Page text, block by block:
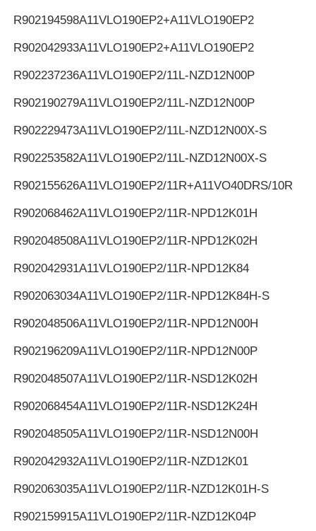
R902194598A11VLO190EP2+A11VLO190EP2
R902042933A11VLO190EP2+A11VLO190EP2
R902237236A11VLO190EP2/11L-NZD12N00P
R902190279A11VLO190EP2/11L-NZD12N00P
R902229473A11VLO190EP2/11L-NZD12N00X-S
R902253582A11VLO190EP2/11L-NZD12N00X-S
R902155626A11VLO190EP2/11R+A11VO40DRS/10R
R902068462A11VLO190EP2/11R-NPD12K01H
R902048508A11VLO190EP2/11R-NPD12K02H
R902042931A11VLO190EP2/11R-NPD12K84
R902063034A11VLO190EP2/11R-NPD12K84H-S
R902048506A11VLO190EP2/11R-NPD12N00H
R902196209A11VLO190EP2/11R-NPD12N00P
R902048507A11VLO190EP2/11R-NSD12K02H
R902068454A11VLO190EP2/11R-NSD12K24H
R902048505A11VLO190EP2/11R-NSD12N00H
R902042932A11VLO190EP2/11R-NZD12K01
R902063035A11VLO190EP2/11R-NZD12K01H-S
R902159915A11VLO190EP2/11R-NZD12K04P